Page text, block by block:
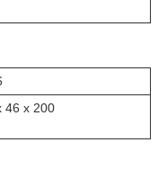
46 x 200